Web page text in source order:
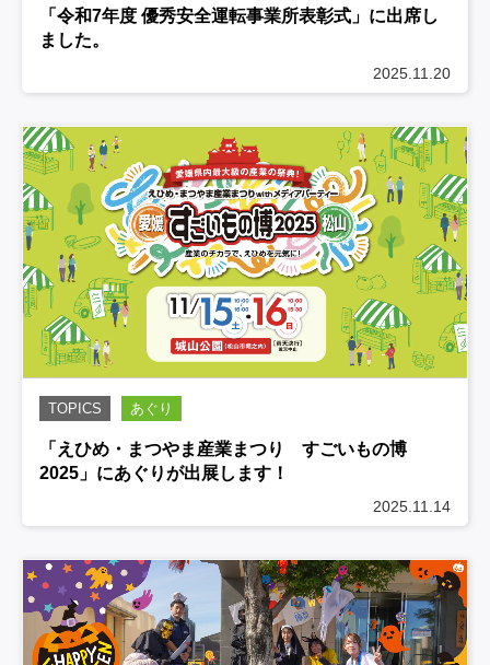
「令和7年度 優秀安全運転事業所表彰式」に出席し
ました。
2025.11.20
TOPICS あぐり
「えひめ・まつやま産業まつり すごいもの博
2025」にあぐりが出展します！
2025.11.14